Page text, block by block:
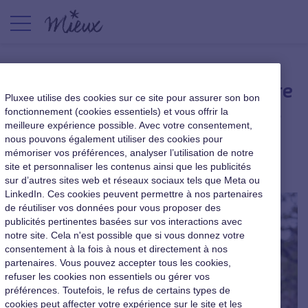
Managers : Comment répondre
au besoin de flexibilité de vos
équipes
Le cahier du dirigeant|24 mai 2024
Pluxee utilise des cookies sur ce site pour assurer son bon
fonctionnement (cookies essentiels) et vous offrir la
meilleure expérience possible. Avec votre consentement,
nous pouvons également utiliser des cookies pour
mémoriser vos préférences, analyser l’utilisation de notre
site et personnaliser les contenus ainsi que les publicités
sur d’autres sites web et réseaux sociaux tels que Meta ou
LinkedIn. Ces cookies peuvent permettre à nos partenaires
de réutiliser vos données pour vous proposer des
publicités pertinentes basées sur vos interactions avec
notre site. Cela n'est possible que si vous donnez votre
consentement à la fois à nous et directement à nos
partenaires. Vous pouvez accepter tous les cookies,
refuser les cookies non essentiels ou gérer vos
préférences. Toutefois, le refus de certains types de
cookies peut affecter votre expérience sur le site et les